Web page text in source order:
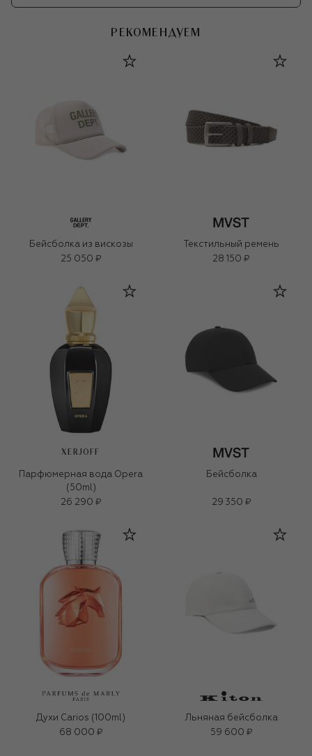
РЕКОМЕНДУЕМ
Бейсболка из вискозы
25 050 ₽
Текстильный ремень
28 150 ₽
XERJOFF
Парфюмерная вода Opera
(50ml)
26 290 ₽
Бейсболка
29 350 ₽
Духи Carios (100ml)
68 000 ₽
Льняная бейсболка
59 600 ₽